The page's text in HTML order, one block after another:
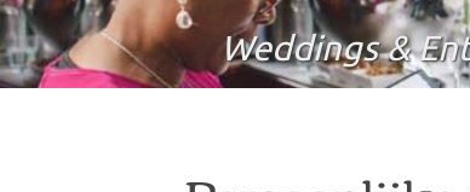
Weddings &